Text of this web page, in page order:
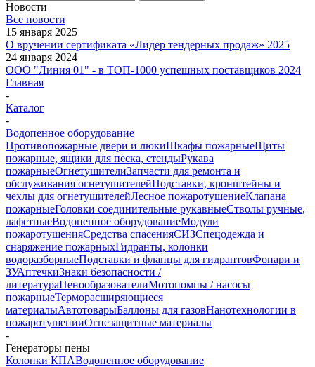
Новости
Все новости
15 января 2025
О вручении сертификата «Лидер тендерных продаж» 2025
24 января 2024
ООО "Линия 01" - в ТОП-1000 успешных поставщиков 2024
Главная
-
Каталог
-
Водопенное оборудование
Противопожарные двери и люкиШкафы пожарныеЩиты
пожарные, ящики для песка, стендыРукава
пожарныеОгнетушителиЗапчасти для ремонта и
обслуживания огнетушителейПодставки, кронштейны и
чехлы для огнетушителейЛесное пожаротушениеКлапана
пожарныеГоловки соединительные рукавныеСтволы ручные,
лафетныеВодопенное оборудованиеМодули
пожаротушенияСредства спасенияСИЗСпецодежда и
снаряжение пожарныхГидранты, колонки
водоразборныеПодставки и фланцы для гидрантовФонари и
ЗУАптечкиЗнаки безопасности /
литератураПенообразователиМотопомпы / насосы
пожарныеТерморасширяющиеся
материалыАвтотоварыБаллоны для газовНанотехнологии в
пожаротушенииОгнезащитные материалы
-
Генераторы пены
Колонки КПАВодопенное оборудование